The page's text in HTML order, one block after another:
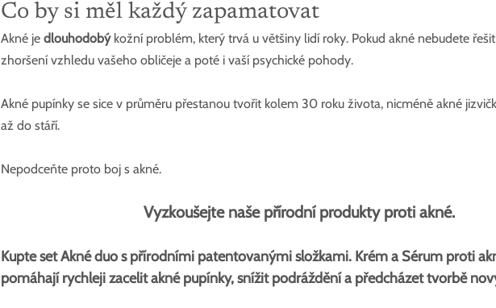
Co by si měl každý zapamatovat
Akné je dlouhodobý kožní problém, který trvá u většiny lidí roky. Pokud akné nebudete
zhoršení vzhledu vašeho obličeje a poté i vaší psychické pohody.
Akné pupínky se sice v průměru přestanou tvořit kolem 30 roku života, nicméně akné
až do stáří.
Nepodceňte proto boj s akné.
Vyzkoušejte naše přírodní produkty proti akné.
Kupte set Akné duo s přírodními patentovanými složkami. Krém a Sérum proti
pomáhají rychleji zacelit akné pupínky, snížit podráždění a předcházet tvorbě